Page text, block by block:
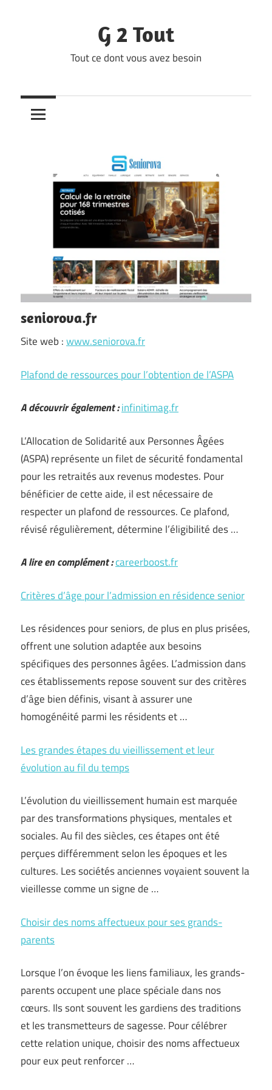
G 2 Tout
Tout ce dont vous avez besoin
seniorova.fr
Site web :www.seniorova.fr
Plafond de ressources pour l’obtention de l’ASPA
A découvrir également :infinitimag.fr
L’Allocation de Solidarité aux Personnes Âgées
(ASPA) représente un filet de sécurité fondamental
pour les retraités aux revenus modestes. Pour
bénéficier de cette aide, il est nécessaire de
respecter un plafond de ressources. Ce plafond,
révisé régulièrement, détermine l’éligibilité des …
A lire en complément :careerboost.fr
Critères d’âge pour l’admission en résidence senior
Les résidences pour seniors, de plus en plus prisées,
offrent une solution adaptée aux besoins
spécifiques des personnes âgées. L’admission dans
ces établissements repose souvent sur des critères
d’âge bien définis, visant à assurer une
homogénéité parmi les résidents et …
Les grandes étapes du vieillissement et leur
évolution au fil du temps
L’évolution du vieillissement humain est marquée
par des transformations physiques, mentales et
sociales. Au fil des siècles, ces étapes ont été
perçues différemment selon les époques et les
cultures. Les sociétés anciennes voyaient souvent la
vieillesse comme un signe de …
Choisir des noms affectueux pour ses grands-
parents
Lorsque l’on évoque les liens familiaux, les grands-
parents occupent une place spéciale dans nos
cœurs. Ils sont souvent les gardiens des traditions
et les transmetteurs de sagesse. Pour célébrer
cette relation unique, choisir des noms affectueux
pour eux peut renforcer …